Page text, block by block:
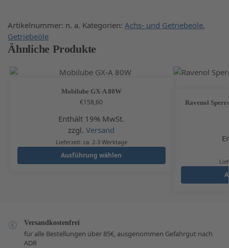
Artikelnummer: n. a. Kategorien: Achs- und Getriebeöle,
Getriebeöle
Ähnliche Produkte
Mobilube GX-A 80W
€158,60
Enthält 19% MwSt.
zzgl.Versand
Lieferzeit: ca. 2-3 Werktage
Ausführung wählen
Ravenol
Versandkostenfrei
für alle Bestellungen über 85€, ausgenommen Gefahrgut nach
ADR